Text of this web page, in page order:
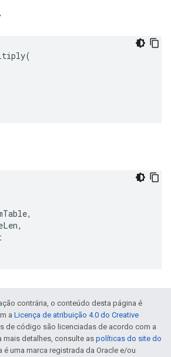
contrária, o conteúdo desta página é
a Licença de atribuição 4.0 do Creative
de código são licenciadas de acordo com a
mais detalhes, consulte as políticas do site do
é uma marca registrada da Oracle e/ou